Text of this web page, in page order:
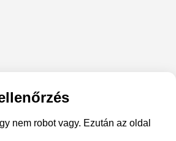
nem robot vagy. Ezután az oldal